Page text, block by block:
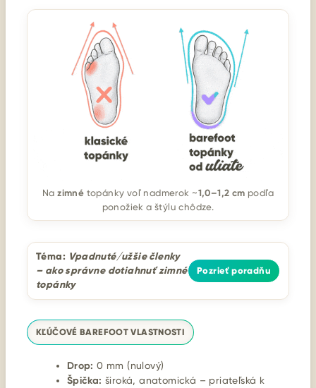
Nazimné topánky voľ nadmerok ~1,0–1,2 cm podľa
ponožiek a štýlu chôdze.
Téma: Vpadnuté/užšie členky
– ako správne dotiahnuť zimné
topánky
Pozrieť poradňu
KĽÚČOVÉ BAREFOOT VLASTNOSTI
Drop: 0 mm (nulový)
Špička: široká, anatomická – priateľská k